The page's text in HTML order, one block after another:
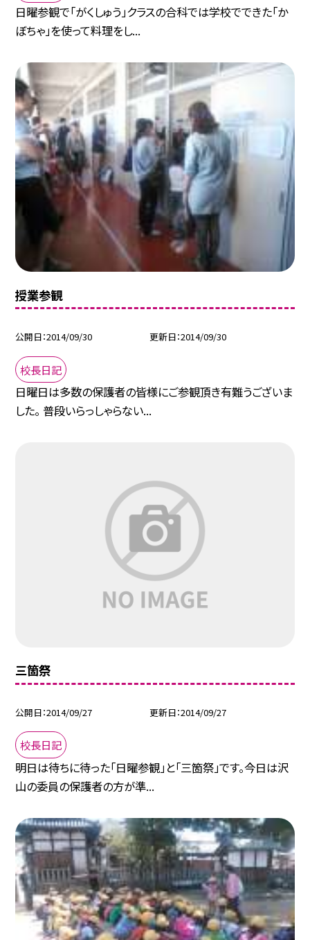
日曜参観で「がくしゅう」クラスの合科では学校でできた「か
ぼちゃ」を使って料理をし...
授業参観
公開日 2014/09/30 更新日 2014/09/30
校長日記
日曜日は多数の保護者の皆様にご参観頂き有難うございま
した。 普段いらっしゃらない...
三箇祭
公開日 2014/09/27 更新日 2014/09/27
校長日記
明日は待ちに待った「日曜参観」と「三箇祭」です。今日は沢
山の委員の保護者の方が準...